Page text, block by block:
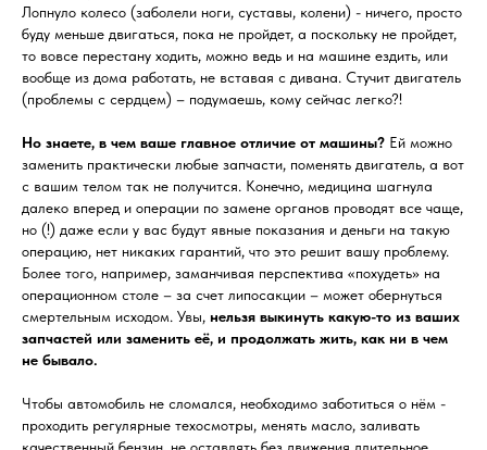
Лопнуло колесо (заболели ноги, суставы, колени) - ничего, просто
буду меньше двигаться, пока не пройдет, а поскольку не пройдет,
то вовсе перестану ходить, можно ведь и на машине ездить, или
вообще из дома работать, не вставая с дивана. Стучит двигатель
(проблемы с сердцем) – подумаешь, кому сейчас легко?!
Но знаете, в чем ваше главное отличие от машины? Ей можно
заменить практически любые запчасти, поменять двигатель, а вот
с вашим телом так не получится. Конечно, медицина шагнула
далеко вперед и операции по замене органов проводят все чаще,
но (!) даже если у вас будут явные показания и деньги на такую
операцию, нет никаких гарантий, что это решит вашу проблему.
Более того, например, заманчивая перспектива «похудеть» на
операционном столе – за счет липосакции – может обернуться
смертельным исходом. Увы, нельзя выкинуть какую-то из ваших
запчастей или заменить её, и продолжать жить, как ни в чем
не бывало.
Чтобы автомобиль не сломался, необходимо заботиться о нём -
проходить регулярные техосмотры, менять масло, заливать
качественный бензин, не оставлять без движения длительное